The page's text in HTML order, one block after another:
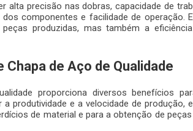
alta precisão nas dobras, capacidade de
componentes e facilidade de operação.
produzidas, mas também a
de Aço de Qualidade
proporciona diversos benefícios
produtividade e a velocidade de produção,
de material e para a obtenção de